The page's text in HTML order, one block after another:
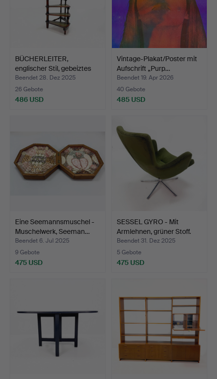
BÜCHERLEITER,
englischer Stil, gebeiztes
H…
Beendet 28. Dez 2025
26 Gebote
486 USD
Vintage-Plakat/Poster mit
Aufschrift „Purp…
Beendet 19. Apr 2026
40 Gebote
485 USD
Eine Seemannsmuschel -
Muschelwerk, Seeman…
Beendet 6. Jul 2025
9 Gebote
475 USD
SESSEL GYRO - Mit
Armlehnen, grüner Stoff.
Beendet 31. Dez 2025
5 Gebote
475 USD